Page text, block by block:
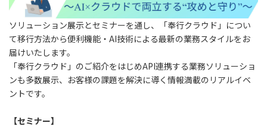
ソリューション展示とセミナーを通し、「奉行クラウド」につい
て移行方法から便利機能・AI技術による最新の業務スタイルをお
届けいたします。
「奉行クラウド」のご紹介をはじめAPI連携する業務ソリューショ
ンも多数展示、お客様の課題を解決に導く情報満載のリアルイベ
ントです。
【セミナー】